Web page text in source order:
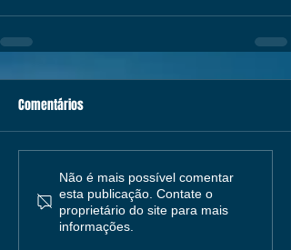
Comentários
Não é mais possível comentar
esta publicação. Contate o
proprietário do site para mais
informações.